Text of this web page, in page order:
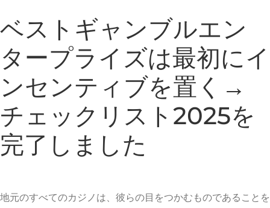
ベストギャンブルエン
タープライズは最初にイ
ンセンティブを置く→
チェックリスト2025を
完了しました
地元のすべてのカジノは、彼らの目をつかむものであることを